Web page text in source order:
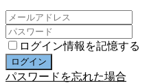
ログイン情報を記憶する
パスワードを忘れた場合